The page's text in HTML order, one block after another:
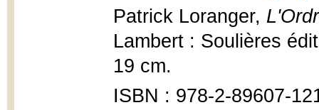
Patrick Loranger,
Lambert : Soulières
19 cm.
ISBN : 978-2-89607-